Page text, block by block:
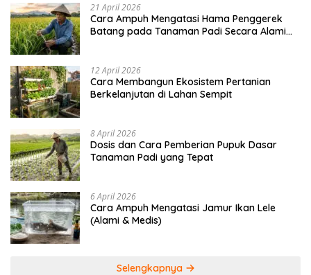
21 April 2026
Cara Ampuh Mengatasi Hama Penggerek
Batang pada Tanaman Padi Secara Alami
12 April 2026
Cara Membangun Ekosistem Pertanian
Berkelanjutan di Lahan Sempit
8 April 2026
Dosis dan Cara Pemberian Pupuk Dasar
Tanaman Padi yang Tepat
6 April 2026
Cara Ampuh Mengatasi Jamur Ikan Lele
(Alami & Medis)
Selengkapnya